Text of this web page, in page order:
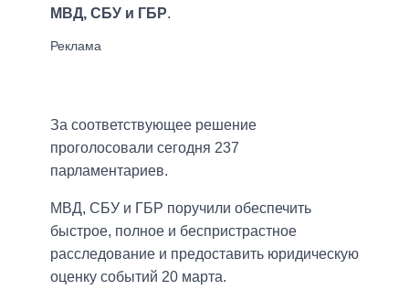
МВД, СБУ и ГБР.
За соответствующее решение
проголосовали сегодня 237
парламентариев.
МВД, СБУ и ГБР поручили обеспечить
быстрое, полное и беспристрастное
расследование и предоставить юридическую
оценку событий 20 марта.